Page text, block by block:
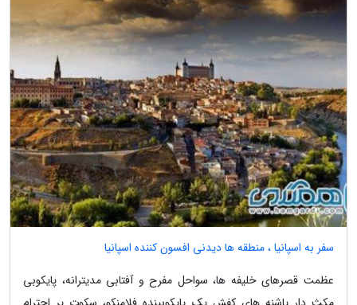
سفر به اسپانیا ، منطقه ها دیدنی افسون کننده اسپانیا
عظمت قصرهای خلیفه ها، سواحل مفرح و آفتابی مدیترانه، پایکوبی